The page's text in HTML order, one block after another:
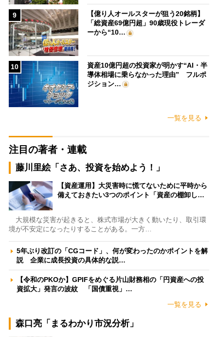
9
【億り人オールスターが狙う20銘柄】
「総資産69億円超」90歳現役トレーダ
ーから“10…
10
資産10億円超の投資家が明かす“AI・半
導体相場に乗らなかった理由” フルポ
ジション…
一覧を見る
注目の著者・連載
藤川里絵「さあ、投資を始めよう！」
【資産運用】大災害時に慌てないために平時から
備えておきたい3つのポイント「資産の棚卸し…
大規模な災害が起きると、株式市場が大きく動いたり、取引環
境が不安定になったりすることがある。一方…
5年ぶり改訂の「CGコード」、何が変わったのかポイントを解
説 企業に成長投資の具体的な説…
【令和のPKOか】GPIFをめぐる片山財務相の「円資産への投
資拡大」発言の波紋 「国債重視」…
一覧を見る
森口亮「まるわかり市況分析」